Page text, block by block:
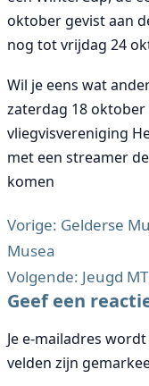
oktober gevist aan
nog tot vrijdag 24
Wil je eens wat
zaterdag 18 oktober
vliegvisvereniging
met een streamer
komen
Bericht
navigatie
Vorige: Gelderse
Musea
Volgende: Jeugd
Geef een
Je e-mailadres
velden zijn